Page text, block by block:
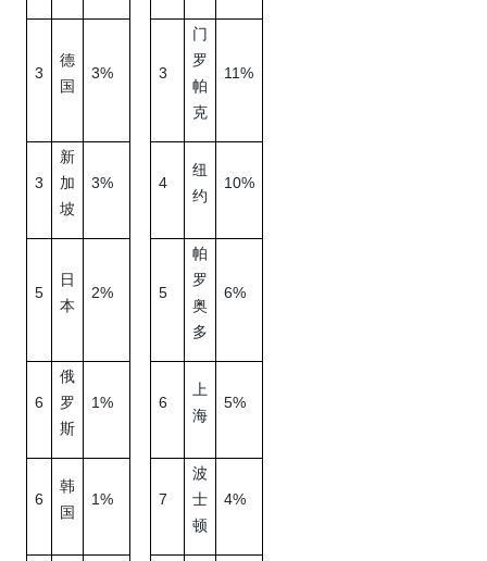
3
德
国
3% 3
门
罗
帕
克
11%
3
新
加
坡
3% 4
纽
约
10%
5
日
本
2% 5
帕
罗
奥
多
6%
6
俄
罗
斯
1% 6
上
海
5%
6
韩
国
1% 7
波
士
顿
4%